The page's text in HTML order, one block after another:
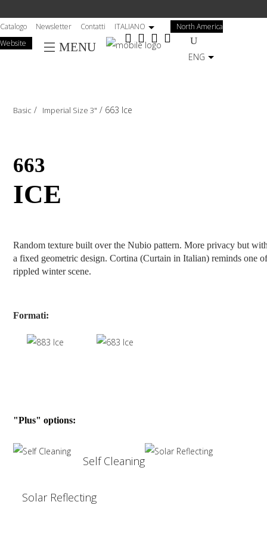
al
contenuto
Catalogo Newsletter Contatti ITALIANO
North America
Website
MENU
ENG
Basic / Imperial Size 3" / 663 Ice
663
ICE
Random texture built over the Nubio pattern. More privacy but
a fixed geometric design. Cortina (Curtain in Italian) reminds one
rippled winter scene.
Formati:
"Plus" options:
Self Cleaning
Solar Reflecting